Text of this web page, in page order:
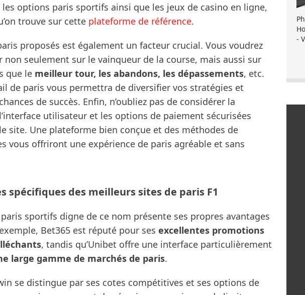
options paris sportifs ainsi que les jeux de casino en ligne,
trouve sur cette plateforme de référence.
proposés est également un facteur crucial. Vous voudrez
non seulement sur le vainqueur de la course, mais aussi sur
que le meilleur tour, les abandons, les dépassements, etc.
de paris vous permettra de diversifier vos stratégies et
de succès. Enfin, n’oubliez pas de considérer la
utilisateur et les options de paiement sécurisées
site. Une plateforme bien conçue et des méthodes de
vous offriront une expérience de paris agréable et sans
spécifiques des meilleurs sites de paris F1
sportifs digne de ce nom présente ses propres avantages
Bet365 est réputé pour ses excellentes promotions
, tandis qu’Unibet offre une interface particulièrement
large gamme de marchés de paris.
se distingue par ses cotes compétitives et ses options de
-